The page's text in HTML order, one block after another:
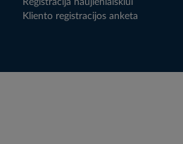
Registracija naujienlaiškiui
Kliento registracijos anketa